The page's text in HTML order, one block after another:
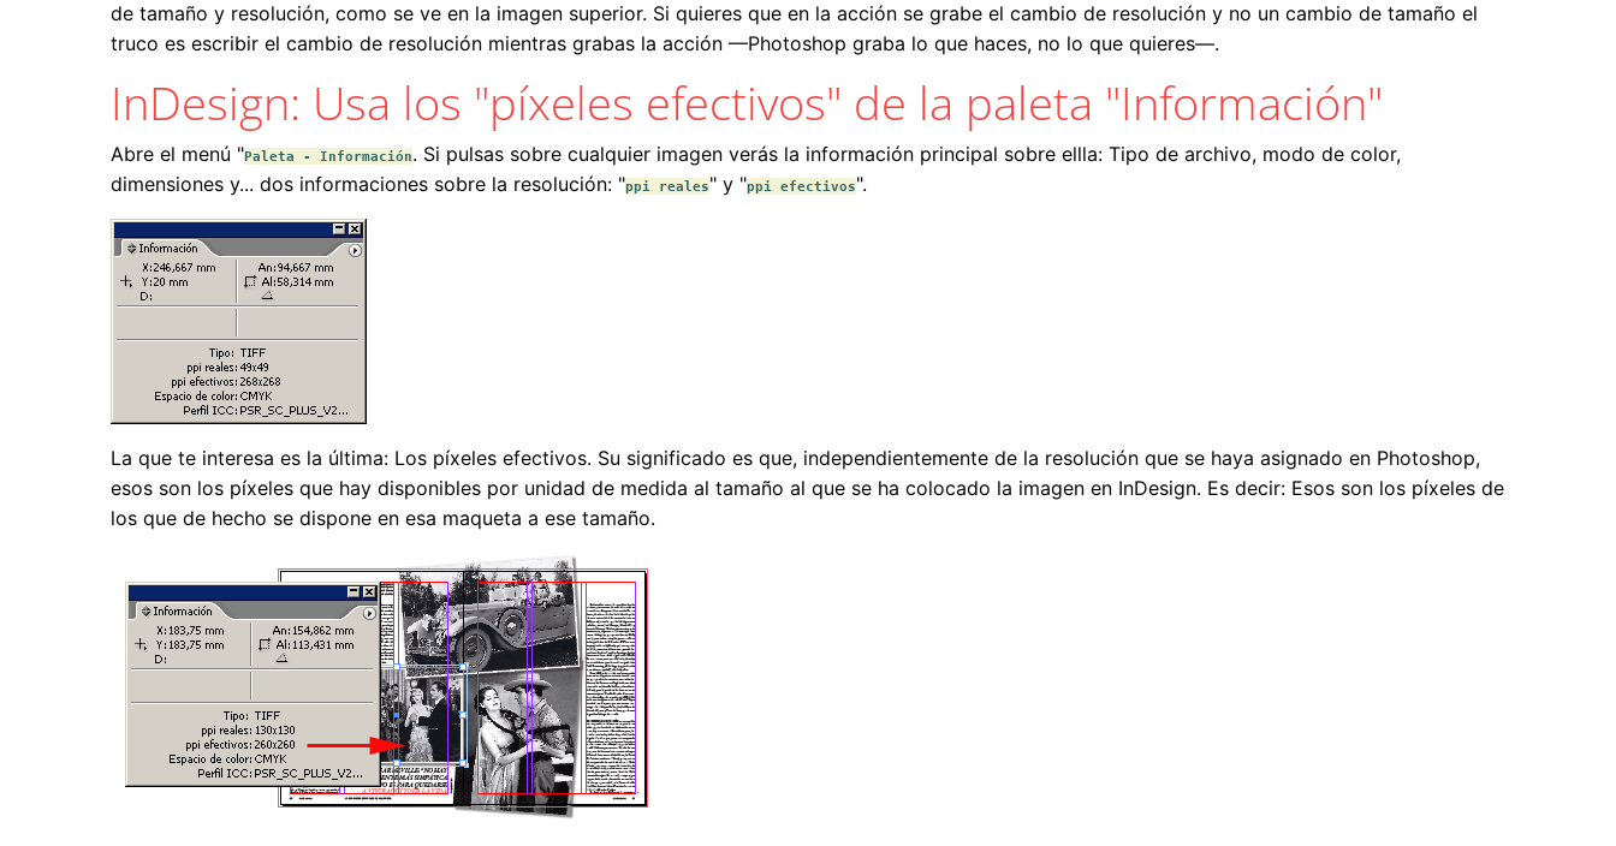
de tamaño y resolución, como se ve en la imagen superior. Si quieres que en la acción se grabe el cambio de resolución y no un cambio de tamaño el
truco es escribir el cambio de resolución mientras grabas la acción —Photoshop graba lo que haces, no lo que quieres—.
InDesign: Usa los "píxeles efectivos" de la paleta "Información"
Abre el menú "Paleta - Información. Si pulsas sobre cualquier imagen verás la información principal sobre ellla: Tipo de archivo, modo de color,
dimensiones y... dos informaciones sobre la resolución: "ppi reales" y "ppi efectivos".
La que te interesa es la última: Los píxeles efectivos. Su significado es que, independientemente de la resolución que se haya asignado en Photoshop,
esos son los píxeles que hay disponibles por unidad de medida al tamaño al que se ha colocado la imagen en InDesign. Es decir: Esos son los píxeles de
los que de hecho se dispone en esa maqueta a ese tamaño.